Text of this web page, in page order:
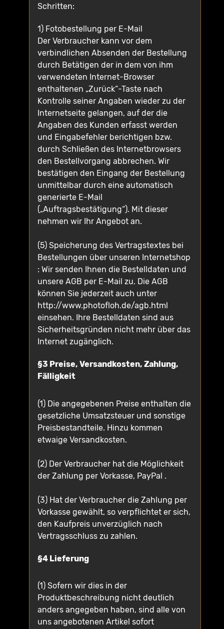
Schritten:
1) Fotobestellung per E-Mail
Der Verbraucher kann vor dem
verbindlichen Absenden der Bestellung
durch Betätigen der in dem von ihm
verwendeten Internet-Browser
enthaltenen „Zurück“-Taste nach
Kontrolle seiner Angaben wieder zu der
Internetseite gelangen, auf der die
Angaben des Kunden erfasst werden
und Eingabefehler berichtigen bzw.
durch Schließen des Internetbrowsers
den Bestellvorgang abbrechen. Wir
bestätigen den Eingang der Bestellung
unmittelbar durch eine automatisch
generierte E-Mail
(„Auftragsbestätigung“). Mit dieser
nehmen wir Ihr Angebot an.
(5) Speicherung des Vertragstextes bei
Bestellungen über unseren Internetshop
: Wir senden Ihnen die Bestelldaten und
unsere AGB per E-Mail zu. Die AGB
können Sie jederzeit auch unter
http://www.photofloh.de/agb.html
einsehen. Ihre Bestelldaten sind aus
Sicherheitsgründen nicht mehr über das
Internet zugänglich.
§3 Preise, Versandkosten, Zahlung,
Fälligkeit
(1) Die angegebenen Preise enthalten die
gesetzliche Umsatzsteuer und sonstige
Preisbestandteile. Hinzu kommen
etwaige Versandkosten.
(2) Der Verbraucher hat die Möglichkeit
der Zahlung per Vorkasse, PayPal .
(3) Hat der Verbraucher die Zahlung per
Vorkasse gewählt, so verpflichtet er sich,
den Kaufpreis unverzüglich nach
Vertragsschluss zu zahlen.
§4 Lieferung
(1) Sofern wir dies in der
Produktbeschreibung nicht deutlich
anders angegeben haben, sind alle von
uns angebotenen Artikel sofort